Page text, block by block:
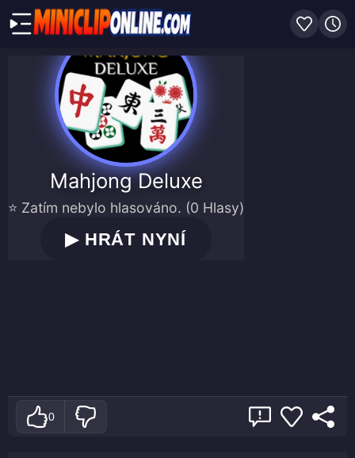
Mahjong Deluxe
⭐ Zatím nebylo hlasováno. (0 Hlasy)
▶HRÁT NYNÍ
0